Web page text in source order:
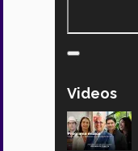
Videos